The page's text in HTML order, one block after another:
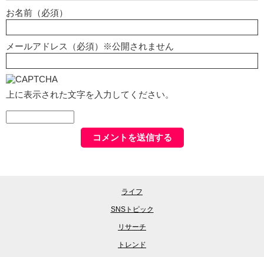
お名前（必須）
メールアドレス（必須）※公開されません
上に表示された文字を入力してください。
ライフ
SNSトピック
リサーチ
トレンド